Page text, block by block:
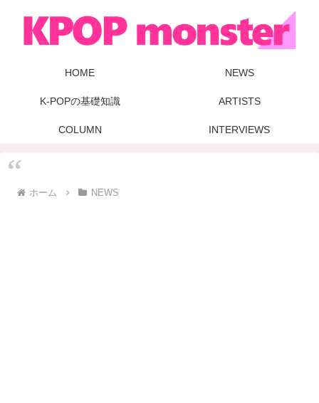
HOME NEWS
K-POPの基礎知識 ARTISTS
COLUMN INTERVIEWS
ホーム NEWS